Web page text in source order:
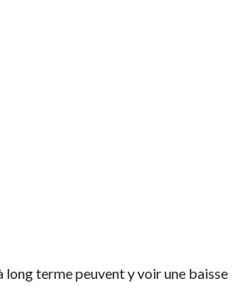
terme peuvent y voir une baisse